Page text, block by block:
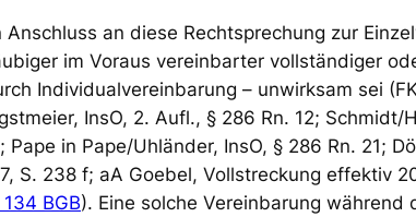
Anschluss an diese Rechtsprechung zur
im Voraus vereinbarter vollständiger
Individualvereinbarung – unwirksam sei
InsO, 2. Aufl., § 286 Rn. 12;
Pape in Pape/Uhländer, InsO, § 286 Rn. 21;
S. 238 f; aA Goebel, Vollstreckung effektiv
134 BGB). Eine solche Vereinbarung